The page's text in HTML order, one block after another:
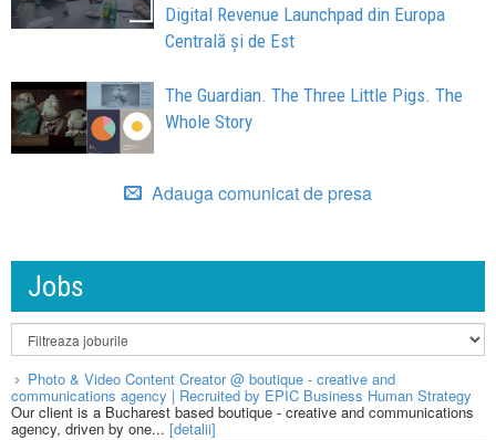
Digital Revenue Launchpad din Europa
Centrală și de Est
The Guardian. The Three Little Pigs. The
Whole Story
Adauga comunicat de presa
Jobs
Photo & Video Content Creator @ boutique - creative and
communications agency | Recruited by EPIC Business Human Strategy
Our client is a Bucharest based boutique - creative and communications
agency, driven by one... [detalii]